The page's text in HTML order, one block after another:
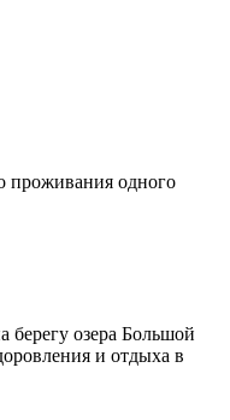
проживания одного
берегу озера Большой
и отдыха в